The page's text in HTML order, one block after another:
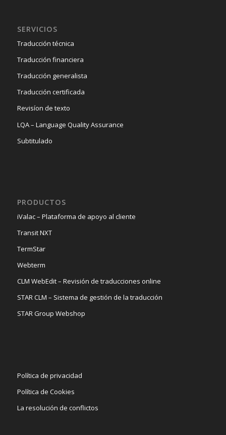
SERVICIOS
Traducción técnica
Traducción financiera
Traducción generalista
Traducción certificada
Revisíon de texto
LQA – Language Quality Assurance
Subtitulado
PRODUCTOS
iValac – Plataforma de apoyo al cliente
Transit NXT
TermStar
Webterm
CLM WebEdit – Revisión de traducciones online
STAR CLM – Sistema de gestión de la traducción
STAR Group Webshop
Política de privacidad
Política de Cookies
La resolución de conflictos